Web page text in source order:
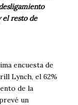
el resto de
encuesta de
Lynch, el 62%
de la
un